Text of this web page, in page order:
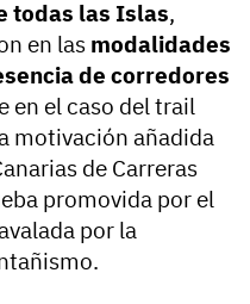
todas las Islas,
en las modalidades
de corredores
en el caso del trail
motivación añadida
de Carreras
promovida por el
por la